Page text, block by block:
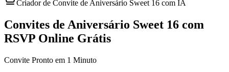
Criador de Convite de Aniversário Sweet 16 com IA
Convites de Aniversário Sweet 16 com
RSVP Online Grátis
Convite Pronto em 1 Minuto